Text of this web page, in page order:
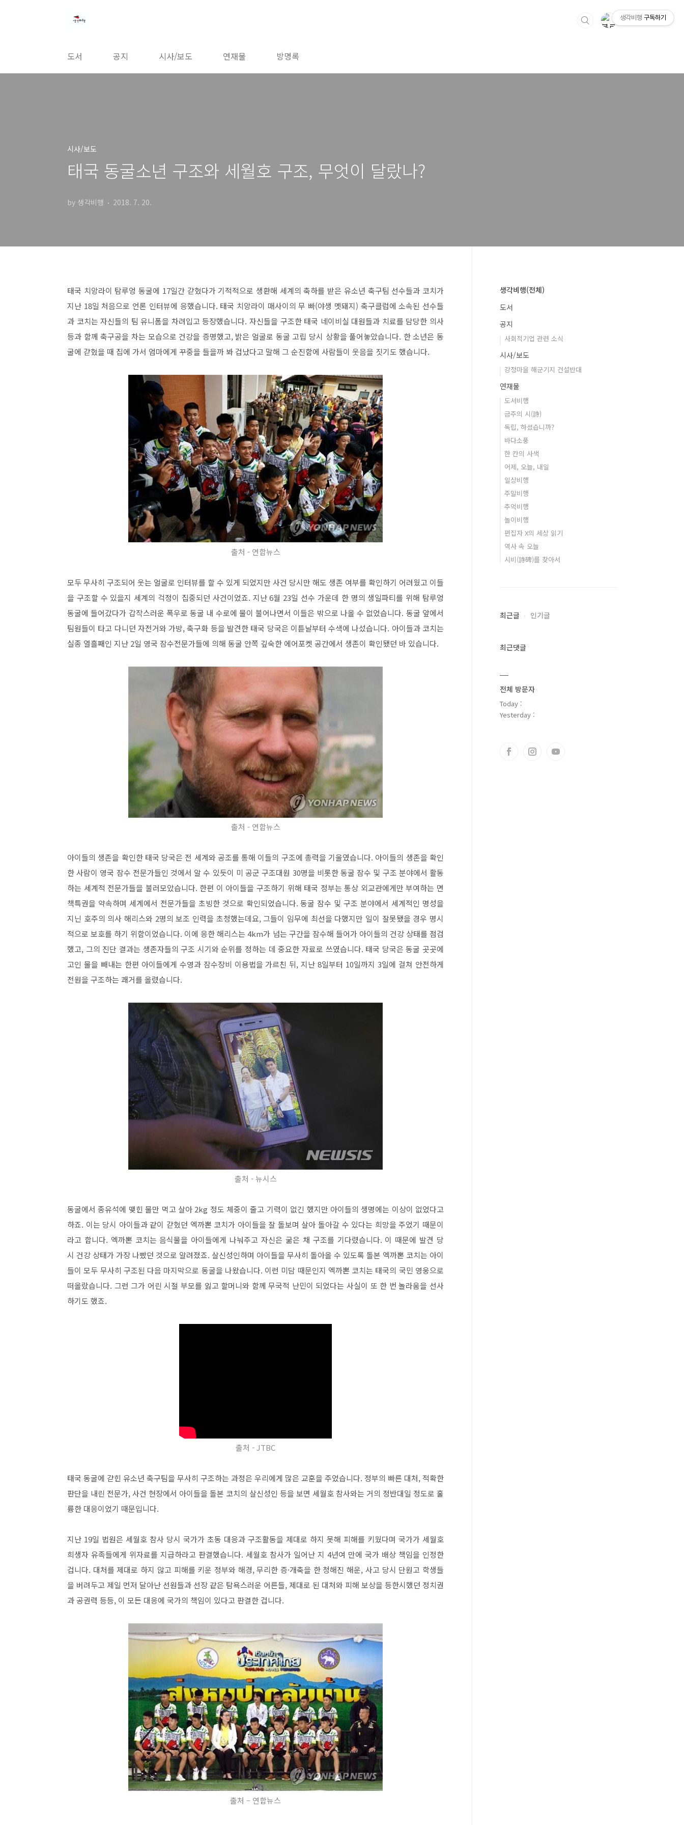
도서 공지 시사/보도 연재물 방명록
시사/보도
태국 동굴소년 구조와 세월호 구조, 무엇이 달랐나?
by 생각비행 2018. 7. 20.
태국 치앙라이 탐루엉 동굴에 17일간 갇혔다가 기적적으로 생환해 세계의 축하를 받은 유소년 축구팀 선수들과 코치가
지난 18일 처음으로 언론 인터뷰에 응했습니다. 태국 치앙라이 매사이의 무 빠(야생 멧돼지) 축구클럽에 소속된 선수들
과 코치는 자신들의 팀 유니폼을 차려입고 등장했습니다. 자신들을 구조한 태국 네이비실 대원들과 치료를 담당한 의사
등과 함께 축구공을 차는 모습으로 건강을 증명했고, 밝은 얼굴로 동굴 고립 당시 상황을 풀어놓았습니다. 한 소년은 동
굴에 갇혔을 때 집에 가서 엄마에게 꾸중을 들을까 봐 겁났다고 말해 그 순진함에 사람들이 웃음을 짓기도 했습니다.
출처 - 연합뉴스
모두 무사히 구조되어 웃는 얼굴로 인터뷰를 할 수 있게 되었지만 사건 당시만 해도 생존 여부를 확인하기 어려웠고 이들
을 구조할 수 있을지 세계의 걱정이 집중되던 사건이었죠. 지난 6월 23일 선수 가운데 한 명의 생일파티를 위해 탐루엉
동굴에 들어갔다가 갑작스러운 폭우로 동굴 내 수로에 물이 불어나면서 이들은 밖으로 나올 수 없었습니다. 동굴 앞에서
팀원들이 타고 다니던 자전거와 가방, 축구화 등을 발견한 태국 당국은 이튿날부터 수색에 나섰습니다. 아이들과 코치는
실종 열흘째인 지난 2일 영국 잠수전문가들에 의해 동굴 안쪽 깊숙한 에어포켓 공간에서 생존이 확인됐던 바 있습니다.
출처 - 연합뉴스
아이들의 생존을 확인한 태국 당국은 전 세계와 공조를 통해 이들의 구조에 총력을 기울였습니다. 아이들의 생존을 확인
한 사람이 영국 잠수 전문가들인 것에서 알 수 있듯이 미 공군 구조대원 30명을 비롯한 동굴 잠수 및 구조 분야에서 활동
하는 세계적 전문가들을 불러모았습니다. 한편 이 아이들을 구조하기 위해 태국 정부는 통상 외교관에게만 부여하는 면
책특권을 약속하며 세계에서 전문가들을 초빙한 것으로 확인되었습니다. 동굴 잠수 및 구조 분야에서 세계적인 명성을
지닌 호주의 의사 해리스와 2명의 보조 인력을 초청했는데요, 그들이 임무에 최선을 다했지만 일이 잘못됐을 경우 명시
적으로 보호를 하기 위함이었습니다. 이에 응한 해리스는 4km가 넘는 구간을 잠수해 들어가 아이들의 건강 상태를 점검
했고, 그의 진단 결과는 생존자들의 구조 시기와 순위를 정하는 데 중요한 자료로 쓰였습니다. 태국 당국은 동굴 곳곳에
고인 물을 빼내는 한편 아이들에게 수영과 잠수장비 이용법을 가르친 뒤, 지난 8일부터 10일까지 3일에 걸쳐 안전하게
전원을 구조하는 쾌거를 올렸습니다.
출처 - 뉴시스
동굴에서 종유석에 맺힌 물만 먹고 살아 2kg 정도 체중이 줄고 기력이 없긴 했지만 아이들의 생명에는 이상이 없었다고
하죠. 이는 당시 아이들과 같이 갇혔던 엑까뽄 코치가 아이들을 잘 돌보며 살아 돌아갈 수 있다는 희망을 주었기 때문이
라고 합니다. 엑까뽄 코치는 음식물을 아이들에게 나눠주고 자신은 굶은 채 구조를 기다렸습니다. 이 때문에 발견 당
시 건강 상태가 가장 나빴던 것으로 알려졌죠. 살신성인하며 아이들을 무사히 돌아올 수 있도록 돌본 엑까뽄 코치는 아이
들이 모두 무사히 구조된 다음 마지막으로 동굴을 나왔습니다. 이런 미담 때문인지 엑까뽄 코치는 태국의 국민 영웅으로
떠올랐습니다. 그런 그가 어린 시절 부모를 잃고 할머니와 함께 무국적 난민이 되었다는 사실이 또 한 번 놀라움을 선사
하기도 했죠.
출처 - JTBC
태국 동굴에 갇힌 유소년 축구팀을 무사히 구조하는 과정은 우리에게 많은 교훈을 주었습니다. 정부의 빠른 대처, 적확한
판단을 내린 전문가, 사건 현장에서 아이들을 돌본 코치의 살신성인 등을 보면 세월호 참사와는 거의 정반대일 정도로 훌
륭한 대응이었기 때문입니다.
지난 19일 법원은 세월호 참사 당시 국가가 초동 대응과 구조활동을 제대로 하지 못해 피해를 키웠다며 국가가 세월호
희생자 유족들에게 위자료를 지급하라고 판결했습니다. 세월호 참사가 일어난 지 4년여 만에 국가 배상 책임을 인정한
겁니다. 대처를 제대로 하지 않고 피해를 키운 정부와 해경, 무리한 증·개축을 한 청해진 해운, 사고 당시 단원고 학생들
을 버려두고 제일 먼저 달아난 선원들과 선장 같은 탐욕스러운 어른들, 제대로 된 대처와 피해 보상을 등한시했던 정치권
과 공권력 등등, 이 모든 대응에 국가의 책임이 있다고 판결한 겁니다.
출처 – 연합뉴스
생각비행(전체)
도서
공지
사회적기업 관련 소식
시사/보도
강정마을 해군기지 건설반대
연재물
도서비행
금주의 시(詩)
독립, 하셨습니까?
바다소풍
한 칸의 사색
어제, 오늘, 내일
일상비행
주말비행
추억비행
놀이비행
편집자 X의 세상 읽기
역사 속 오늘
시비(詩碑)를 찾아서
최근글 인기글
최근댓글
전체 방문자
Today :
Yesterday :
생각비행 구독하기